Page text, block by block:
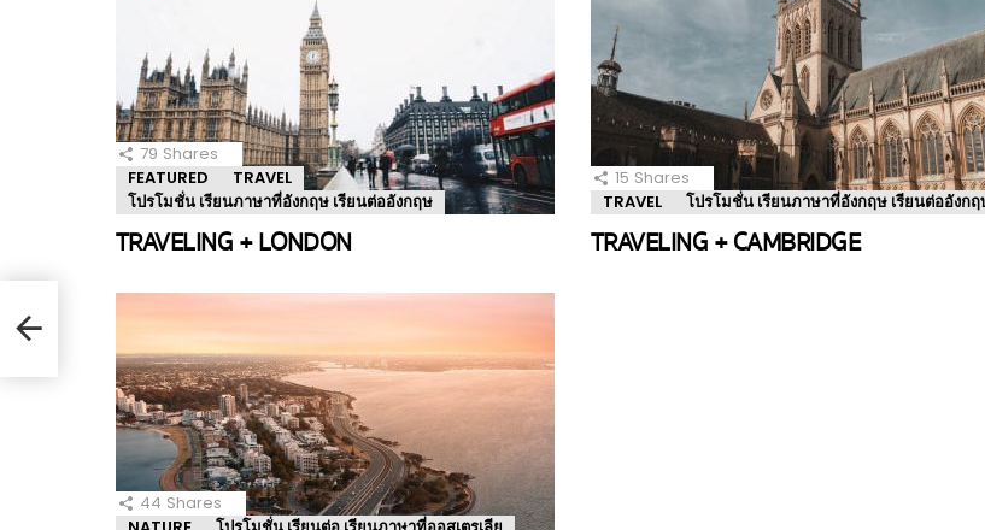
79 Shares
FEATURED
TRAVEL
โปรโมชั่น เรียนภาษาที่อังกฤษ เรียนต่ออังกฤษ
TRAVELING + LONDON
15 Shares
TRAVEL
โปรโมชั่น เรียนภาษาที่อังกฤษ เรียนต่ออังก
TRAVELING + CAMBRIDGE
44 Shares